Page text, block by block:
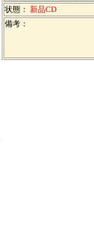
状態： 新品CD
備考：